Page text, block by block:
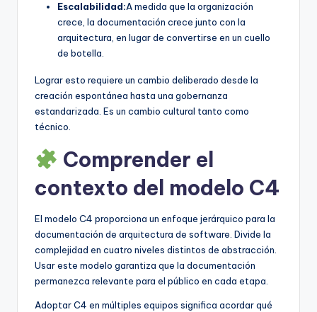
Escalabilidad:A medida que la organización
crece, la documentación crece junto con la
arquitectura, en lugar de convertirse en un cuello
de botella.
Lograr esto requiere un cambio deliberado desde la
creación espontánea hasta una gobernanza
estandarizada. Es un cambio cultural tanto como
técnico.
Comprender el
contexto del modelo C4
El modelo C4 proporciona un enfoque jerárquico para la
documentación de arquitectura de software. Divide la
complejidad en cuatro niveles distintos de abstracción.
Usar este modelo garantiza que la documentación
permanezca relevante para el público en cada etapa.
Adoptar C4 en múltiples equipos significa acordar qué